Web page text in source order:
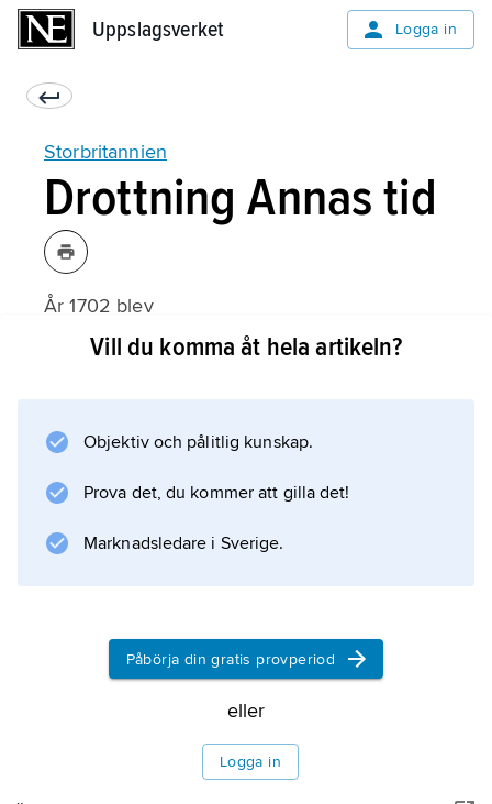
Uppslagsverket Logga in
Storbritannien
Drottning Annas tid
År 1702 blev
Anna Stuart
Act of Settlement
1701 givit tronföljden till den protestantiska
spelade en viktig roll då England och
Information om artikeln
Vill du komma åt hela artikeln?
Objektiv och pålitlig kunskap.
Prova det, du kommer att gilla det!
Marknadsledare i Sverige.
Påbörja din gratis provperiod
eller
Logga in